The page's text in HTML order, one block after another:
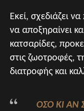
Εκεί, σχεδιάζει
να αποξηραίνει
κατσαρίδες,
στις ζωοτροφές,
διατροφής και
ΌΣΟ ΚΙ ΑΝ